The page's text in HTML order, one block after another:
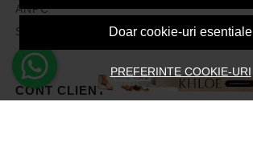
Doar cookie-uri esentiale
PREFERINTE COOKIE-URI
ANPC
Solutionarea litigiilor
CONT CLIENT